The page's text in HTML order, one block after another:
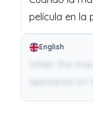
película en la
English
When the
appeared on